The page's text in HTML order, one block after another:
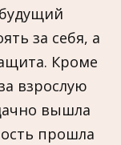
за себя, а
Кроме
взрослую
вышла
прошла